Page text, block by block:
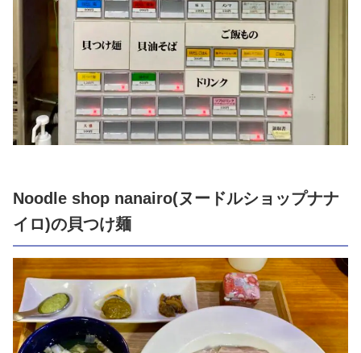
Noodle shop nanairo(ヌードルショップナナ
イロ)の貝つけ麺